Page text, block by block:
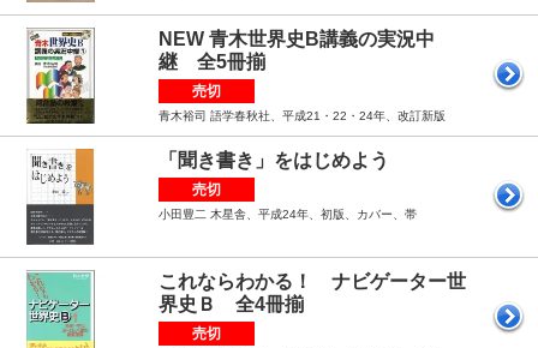
NEW 青木世界史B講義の実況中
継 全5冊揃
売切
青木裕司 語学春秋社、平成21・22・24年、改訂新版
「聞き書き」をはじめよう
売切
小田豊二 木星舎、平成24年、初版、カバー、帯
これならわかる！ ナビゲーター世
界史Ｂ 全4冊揃
売切